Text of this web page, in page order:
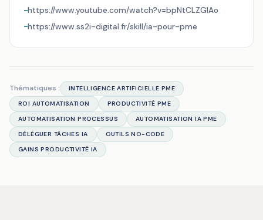
https://www.youtube.com/watch?v=bpNtCLZGlAo
https://www.ss2i-digital.fr/skill/ia-pour-pme
Thématiques :
INTELLIGENCE ARTIFICIELLE PME
ROI AUTOMATISATION
PRODUCTIVITÉ PME
AUTOMATISATION PROCESSUS
AUTOMATISATION IA PME
DÉLÉGUER TÂCHES IA
OUTILS NO-CODE
GAINS PRODUCTIVITÉ IA